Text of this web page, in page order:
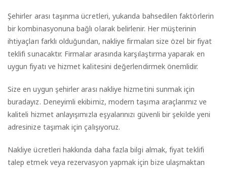
Şehirler arası taşınma ücretleri, yukarıda bahsedilen faktörlerin
bir kombinasyonuna bağlı olarak belirlenir. Her müşterinin
ihtiyaçları farklı olduğundan, nakliye firmaları size özel bir fiyat
teklifi sunacaktır. Firmalar arasında karşılaştırma yaparak en
uygun fiyatı ve hizmet kalitesini değerlendirmek önemlidir.
Size en uygun şehirler arası nakliye hizmetini sunmak için
buradayız. Deneyimli ekibimiz, modern taşıma araçlarımız ve
kaliteli hizmet anlayışımızla eşyalarınızı güvenli bir şekilde yeni
adresinize taşımak için çalışıyoruz.
Nakliye ücretleri hakkında daha fazla bilgi almak, fiyat teklifi
talep etmek veya rezervasyon yapmak için bize ulaşmaktan